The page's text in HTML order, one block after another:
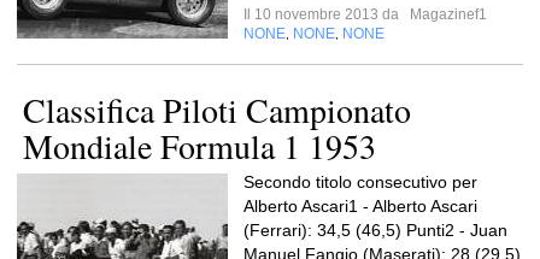
Il 10 novembre 2013 da
Magazinef1
NONE NONE NONE
Classifica Piloti Campionato
Mondiale Formula 1 1953
Secondo titolo consecutivo per
Alberto Ascari1 - Alberto Ascari
(Ferrari): 34,5 (46,5) Punti2 - Juan
Manuel Fangio (Maserati): 28 (29,5)